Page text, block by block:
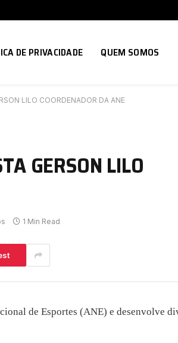
DE PRIVACIDADE QUEM SOMOS
LILO COORDENADOR DA ANE
GERSON LILO
1 Min Read
de Esportes (ANE) e desenvolve